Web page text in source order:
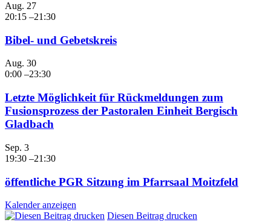
Aug. 27
20:15 –21:30
Bibel- und Gebetskreis
Aug. 30
0:00 –23:30
Letzte Möglichkeit für Rückmeldungen zum
Fusionsprozess der Pastoralen Einheit Bergisch
Gladbach
Sep. 3
19:30 –21:30
öffentliche PGR Sitzung im Pfarrsaal Moitzfeld
Kalender anzeigen
Diesen Beitrag drucken